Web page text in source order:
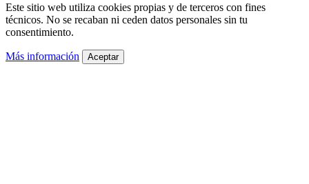
Este sitio web utiliza cookies propias y de terceros con fines
técnicos. No se recaban ni ceden datos personales sin tu
consentimiento.
Más información Aceptar